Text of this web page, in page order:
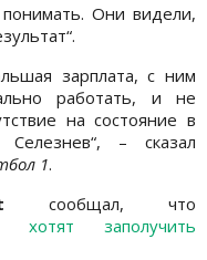
Они видели,
зарплата, с ним
работать, и не
на состояние в
– сказал
1.
сообщал, что
хотят заполучить